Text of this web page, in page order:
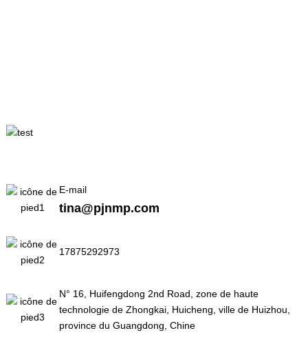
E-mail
tina@pjnmp.com
17875292973
N° 16, Huifengdong 2nd Road, zone de haute
technologie de Zhongkai, Huicheng, ville de Huizhou,
province du Guangdong, Chine